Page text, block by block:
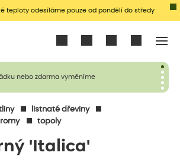
teploty odesíláme pouze od pondělí do středy
nebo zdarma vyměníme
listnaté dřeviny
topoly
'Italica'